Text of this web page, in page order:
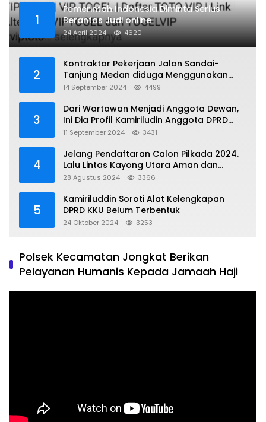
1
Pemerintah Indonesia Diminta Serius
Berantas Judi online
24 April 2024 4620
2
Kontraktor Pekerjaan Jalan Sandai-
Tanjung Medan diduga Menggunakan
Matrial Tanah tak Berizin Resmi
14 September 2024 4499
3
Dari Wartawan Menjadi Anggota Dewan,
Ini Dia Profil Kamiriludin Anggota DPRD
Dapil 1 KKU
11 September 2024 3431
4
Jelang Pendaftaran Calon Pilkada 2024.
Lalu Lintas Kayong Utara Aman dan
Kondusif
28 Agustus 2024 3366
5
Kamiriluddin Soroti Alat Kelengkapan
DPRD KKU Belum Terbentuk
24 Oktober 2024 3253
Polsek Kecamatan Jongkat Berikan
Pelayanan Humanis Kepada Jamaah Haji